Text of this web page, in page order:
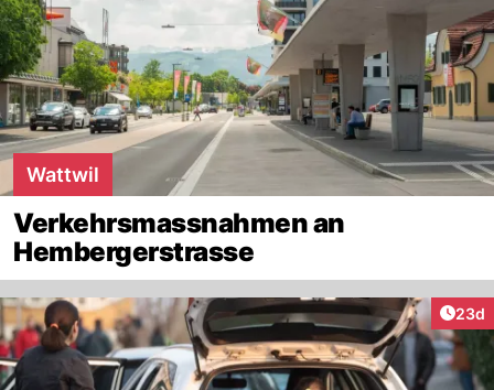
Wattwil
Verkehrsmassnahmen an
Hembergerstrasse
23d